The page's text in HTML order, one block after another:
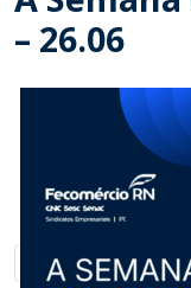
– 26.06